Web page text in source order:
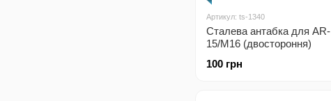
Артикул: ts-1340
Сталева антабка для AR-
15/M16 (двостороння)
100 грн